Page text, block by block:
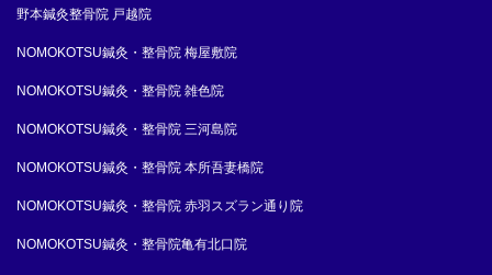
野本鍼灸整骨院 戸越院
NOMOKOTSU鍼灸・整骨院 梅屋敷院
NOMOKOTSU鍼灸・整骨院 雑色院
NOMOKOTSU鍼灸・整骨院 三河島院
NOMOKOTSU鍼灸・整骨院 本所吾妻橋院
NOMOKOTSU鍼灸・整骨院 赤羽スズラン通り院
NOMOKOTSU鍼灸・整骨院亀有北口院